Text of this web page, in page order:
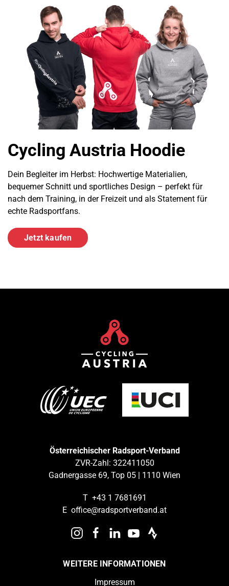
Cycling Austria Hoodie
Dein Begleiter im Herbst: Hochwertige Materialien,
bequemer Schnitt und sportliches Design – perfekt für
nach dem Training, in der Freizeit und als Statement für
echte Radsportfans.
Jetzt kaufen
Österreichischer Radsport-Verband
ZVR-Zahl: 322411050
Gadnergasse 69, Top 05 | 1110 Wien
T +43 1 7681691
E office@radsportverband.at
WEITERE INFORMATIONEN
Impressum